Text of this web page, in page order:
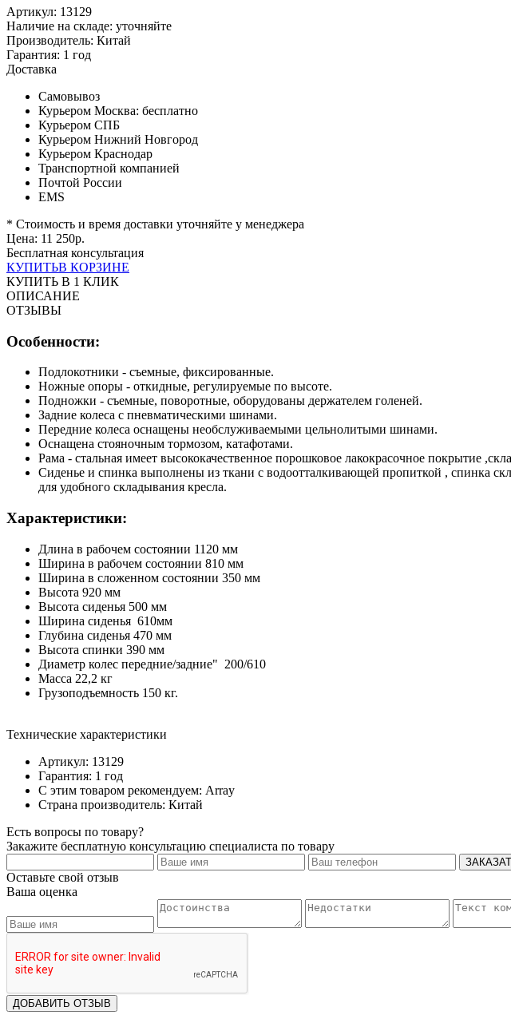
Артикул: 13129
Наличие на складе: уточняйте
Производитель: Китай
Гарантия: 1 год
Доставка
Самовывоз
Курьером Москва: бесплатно
Курьером СПБ
Курьером Нижний Новгород
Курьером Краснодар
Транспортной компанией
Почтой России
EMS
* Стоимость и время доставки уточняйте у менеджера
Цена: 11 250р.
Бесплатная консультация
КУПИТЬВ КОРЗИНЕ
КУПИТЬ В 1 КЛИК
ОПИСАНИЕ
ОТЗЫВЫ
Особенности:
Подлокотники - съемные, фиксированные.
Ножные опоры - откидные, регулируемые по высоте.
Подножки - съемные, поворотные, оборудованы держателем голеней.
Задние колеса с пневматическими шинами.
Передние колеса оснащены необслуживаемыми цельнолитыми шинами.
Оснащена стояночным тормозом, катафотами.
Рама - стальная имеет высококачественное порошковое лакокрасочное покрытие
Сиденье и спинка выполнены из ткани с водоотталкивающей пропиткой , спинка
для удобного складывания кресла.
Характеристики:
Длина в рабочем состоянии 1120 мм
Ширина в рабочем состоянии 810 мм
Ширина в сложенном состоянии 350 мм
Высота 920 мм
Высота сиденья 500 мм
Ширина сиденья 610мм
Глубина сиденья 470 мм
Высота спинки 390 мм
Диаметр колес передние/задние" 200/610
Масса 22,2 кг
Грузоподъемность 150 кг.
Технические характеристики
Артикул: 13129
Гарантия: 1 год
С этим товаром рекомендуем: Array
Страна производитель: Китай
Есть вопросы по товару?
Закажите бесплатную консультацию специалиста по товару
Оставьте свой отзыв
Ваша оценка
ДОБАВИТЬ ОТЗЫВ